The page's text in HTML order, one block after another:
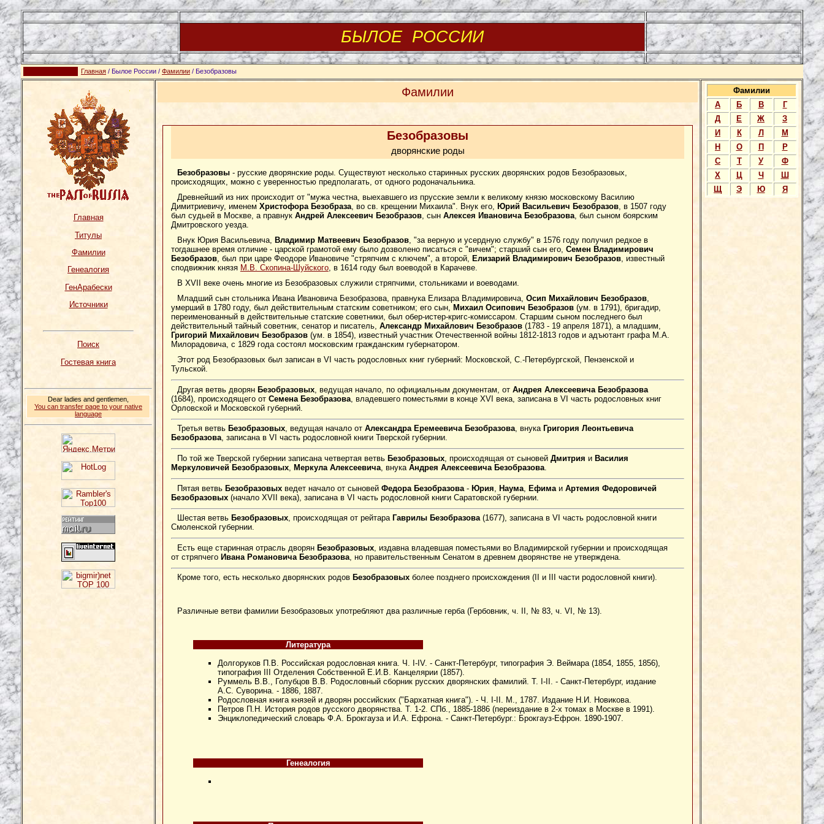
БЫЛОЕ РОССИИ
Главная / Былое России / Фамилии / Безобразовы
Главная
Титулы
Фамилии
Генеалогия
ГенАрабески
Источники
Поиск
Гостевая книга
Dear ladies and gentlemen,
You can transfer page to your native
language
Фамилии
Безобразовы
дворянские роды
Безобразовы- русские дворянские роды. Существуют несколько старинных русских дворянских родов Безобразовых,
происходящих, можно с уверенностью предполагать, от одного родоначальника.
Древнейший из них происходит от "мужа честна, выехавшего из прусские земли к великому князю московскому Василию
Димитриевичу, именем Христофора Безобраза, во св. крещении Михаила". Внук его, Юрий Васильевич Безобразов, в 1507 году
был судьей в Москве, а правнук Андрей Алексеевич Безобразов, сын Алексея Ивановича Безобразова, был сыном боярским
Дмитровского уезда.
Внук Юрия Васильевича,
Владимир Матвеевич Безобразов, "за верную и усердную службу" в 1576 году получил редкое в
тогдашнее время отличие - царской грамотой ему было дозволено писаться с "вичем"; старший сын его, Семен Владимирович
Безобразов, был при царе Феодоре Ивановиче "стряпчим с ключем", а второй, Елизарий Владимирович Безобразов, известный
сподвижник князя М.В. Скопина-Шуйского, в 1614 году был воеводой в Карачеве.
В XVII веке очень многие из Безобразовых служили стряпчими, стольниками и воеводами.
Младший сын стольника Ивана Ивановича Безобразова, правнука Елизара Владимировича, Осип Михайлович Безобразов,
умерший в 1780 году, был действительным статским советником; его сын,
Михаил Осипович Безобразов(ум. в 1791), бригадир,
переименованный в действительные статские советники, был обер-истер-кригс-комиссаром. Старшим сыном последнего был
действительный тайный советник, сенатор и писатель, Александр Михайлович Безобразов(1783 - 19 апреля 1871), а младшим,
Григорий Михайлович Безобразов(ум. в 1854), известный участник Отечественной войны 1812-1813 годов и адъютант графа М.А.
Милорадовича, с 1829 года состоял московским гражданским губернатором.
Этот род Безобразовых был записан в VI часть родословных книг губерний: Московской, С.-Петербургской, Пензенской и
Тульской.
Другая ветвь дворян Безобразовых, ведущая начало, по официальным документам, от Андрея Алексеевича Безобразова
(1684), происходящего от Семена Безобразова, владевшего поместьями в конце XVI века, записана в VI часть родословных книг
Орловской и Московской губерний.
Третья ветвь Безобразовых, ведущая начало от Александра Еремеевича Безобразова, внука Григория Леонтьевича
Безобразова, записана в VI часть родословной книги Тверской губернии.
По той же Тверской губернии записана четвертая ветвь Безобразовых, происходящая от сыновей Дмитрия и Василия
Меркуловичей Безобразовых, Меркула Алексеевича, внука Андрея Алексеевича Безобразова.
Пятая ветвь Безобразовыхведет начало от сыновей Федора Безобразова- Юрия Наума, Ефимаи Артемия Федоровичей
Безобразовых(начало XVII века), записана в VI часть родословной книги Саратовской губернии.
Шестая ветвь Безобразовых, происходящая от рейтара Гаврилы Безобразова(1677), записана в VI часть родословной книги
Смоленской губернии.
Есть еще старинная отрасль дворян Безобразовых, издавна владевшая поместьями во Владимирской губернии и происходящая
от стряпчего Ивана Романовича Безобразова, но правительственным Сенатом в древнем дворянстве не утверждена.
Кроме того, есть несколько дворянских родов Безобразовыхболее позднего происхождения (II и III части родословной книги).
Различные ветви фамилии Безобразовых употребляют два различные герба (Гербовник, ч. II, № 83, ч. VI, № 13).
Литература
Долгоруков П.В. Российская родословная книга. Ч. I-IV. - Санкт-Петербург, типография Э. Веймара (1854, 1855, 1856),
типография III Отделения Собственной Е.И.В. Канцелярии (1857).
Руммель В.В., Голубцов В.В. Родословный сборник русских дворянских фамилий. Т. I-II. - Санкт-Петербург, издание
А.С. Суворина. - 1886, 1887.
Родословная книга князей и дворян российских ("Бархатная книга"). - Ч. I-II. М., 1787. Издание Н.И. Новикова.
Петров П.Н. История родов русского дворянства. Т. 1-2. СПб., 1885-1886 (переиздание в 2-х томах в Москве в 1991).
Энциклопедический словарь Ф.А. Брокгауза и И.А. Ефрона. - Санкт-Петербург.: Брокгауз-Ефрон. 1890-1907.
Генеалогия
Фамилии
А
Б В
Г
Д
Е Ж
З
И
К Л
М
Н
О П
Р
С
Т У
Ф
Х
Ц Ч
Ш
Щ
Э Ю Я